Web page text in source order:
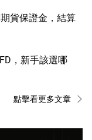
貨保證金，結算
，新手該選哪
點擊看更多文章